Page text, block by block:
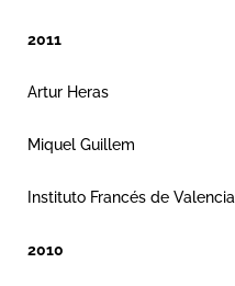
2011
Artur Heras
Miquel Guillem
Instituto Francés de Valencia
2010